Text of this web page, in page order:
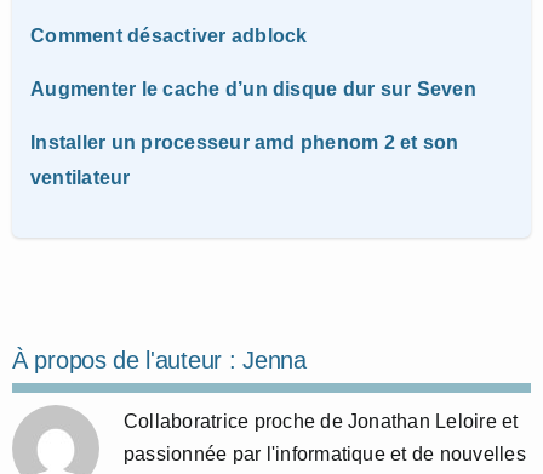
Comment désactiver adblock
Augmenter le cache d’un disque dur sur Seven
Installer un processeur amd phenom 2 et son
ventilateur
À propos de l'auteur :Jenna
Collaboratrice proche de Jonathan Leloire et
passionnée par l'informatique et de nouvelles